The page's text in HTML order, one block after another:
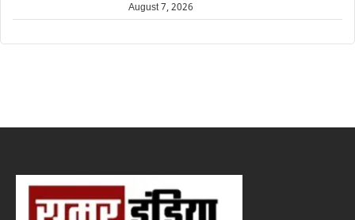
August 7, 2026